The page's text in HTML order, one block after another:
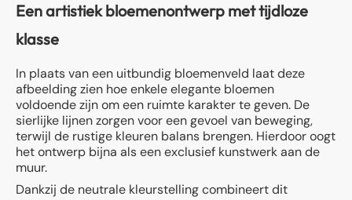
Een artistiek bloemenontwerp met tijdloze
klasse
In plaats van een uitbundig bloemenveld laat deze
afbeelding zien hoe enkele elegante bloemen
voldoende zijn om een ruimte karakter te geven. De
sierlijke lijnen zorgen voor een gevoel van beweging,
terwijl de rustige kleuren balans brengen. Hierdoor oogt
het ontwerp bijna als een exclusief kunstwerk aan de
muur.
Dankzij de neutrale kleurstelling combineert dit